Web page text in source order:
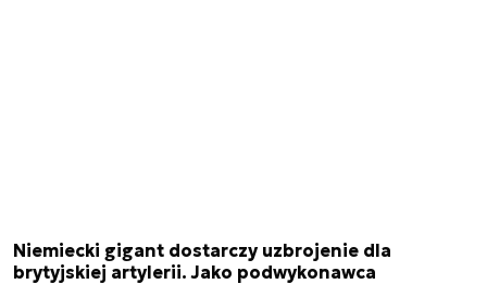
Niemiecki gigant dostarczy uzbrojenie dla
brytyjskiej artylerii. Jako podwykonawca